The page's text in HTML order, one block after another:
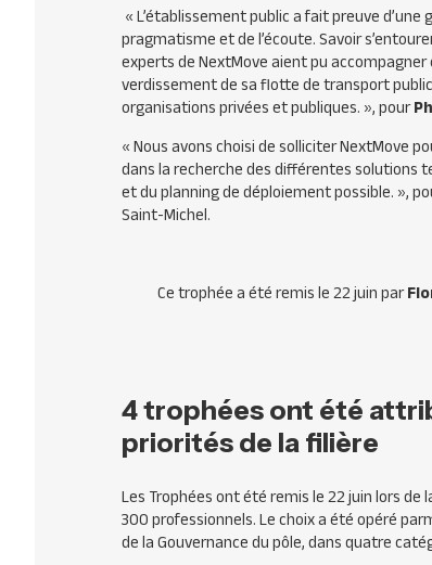
« L’établissement public a fait preuve
pragmatisme et de l’écoute. Savoir
experts de NextMove aient pu
verdissement de sa flotte de transport
organisations privées et publiques. », pour
« Nous avons choisi de solliciter NextMove
dans la recherche des différentes solutions
et du planning de déploiement possible. »,
Saint-Michel.
Ce trophée a été remis le 22 juin par
4 trophées ont été
priorités de la filière
Les Trophées ont été remis le 22 juin lors de
300 professionnels. Le choix a été opéré
de la Gouvernance du pôle, dans quatre